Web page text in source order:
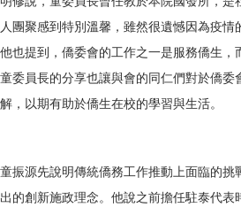
人團聚感到特別溫馨，雖然很遺憾因為疫情
他也提到，僑委會的工作之一是服務僑生，
童委員長的分享也讓與會的同仁們對於僑委
解，以期有助於僑生在校的學習與生活。
童振源先說明傳統僑務工作推動上面臨的挑
出的創新施政理念。他說之前擔任駐泰代表